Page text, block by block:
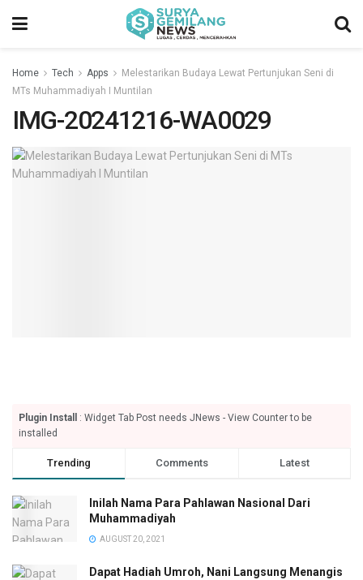
Home Tech Apps
Melestarikan Budaya Lewat Pertunjukan Seni di
MTs Muhammadiyah I Muntilan
IMG-20241216-WA0029
Plugin Install
: Widget Tab Post needs JNews - View Counter to be
installed
Trending Comments Latest
Inilah Nama Para Pahlawan Nasional Dari
Muhammadiyah
AUGUST 20, 2021
Dapat Hadiah Umroh, Nani Langsung Menangis